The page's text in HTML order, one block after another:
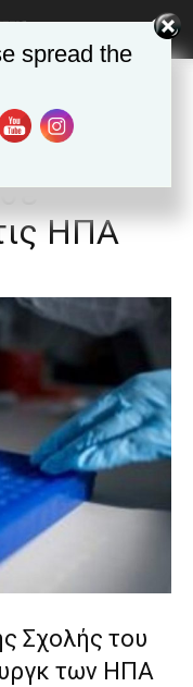
ΗΠΑ
Σχολής του
των ΗΠΑ
spread the